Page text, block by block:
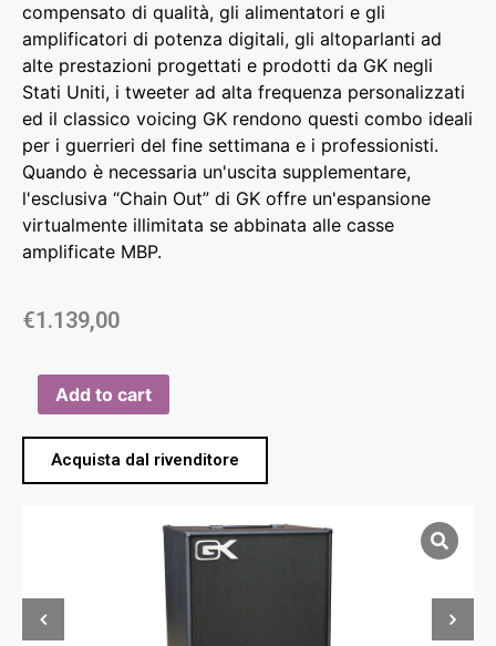
compensato di qualità, gli alimentatori e gli
amplificatori di potenza digitali, gli altoparlanti ad
alte prestazioni progettati e prodotti da GK negli
Stati Uniti, i tweeter ad alta frequenza personalizzati
ed il classico voicing GK rendono questi combo ideali
per i guerrieri del fine settimana e i professionisti.
Quando è necessaria un'uscita supplementare,
l'esclusiva “Chain Out” di GK offre un'espansione
virtualmente illimitata se abbinata alle casse
amplificate MBP.
€1.139,00
Add to cart
Acquista dal rivenditore